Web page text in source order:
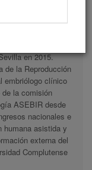
en 2015.
de la Reproducción
embriólogo clínico
la comisión
ASEBIR desde
nacionales e
humana asistida y
externa del
Complutense